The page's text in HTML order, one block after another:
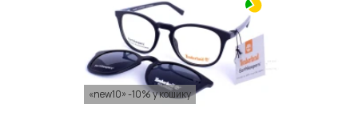
«new10» -10% у кошику